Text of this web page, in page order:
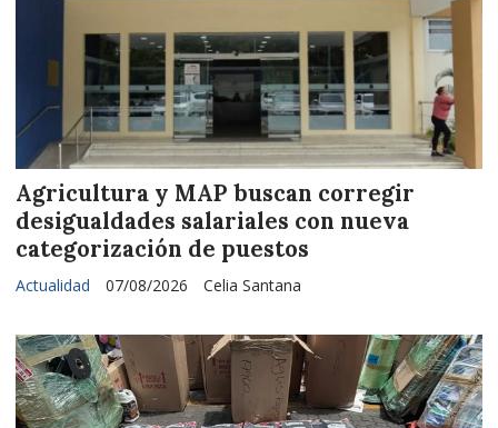
Agricultura y MAP buscan corregir
desigualdades salariales con nueva
categorización de puestos
Celia Santana
Actualidad 07/08/2026